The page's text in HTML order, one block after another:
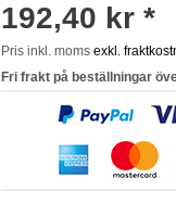
192,40 kr *
Pris inkl. momsexkl.
Fri frakt på beställningar